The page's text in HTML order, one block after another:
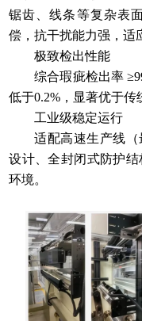
锯齿、线条等复杂表
偿，抗干扰能力强，适
极致检出性能
综合瑕疵检出率
低于0.2%，显著优于传
工业级稳定运行
适配高速生产线（
设计、全封闭式防护
环境。